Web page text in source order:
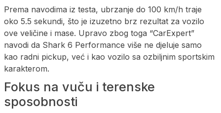
Prema navodima iz testa, ubrzanje do 100 km/h traje
oko 5.5 sekundi, što je izuzetno brz rezultat za vozilo
ove veličine i mase. Upravo zbog toga “CarExpert”
navodi da Shark 6 Performance više ne djeluje samo
kao radni pickup, već i kao vozilo sa ozbiljnim sportskim
karakterom.
Fokus na vuču i terenske
sposobnosti